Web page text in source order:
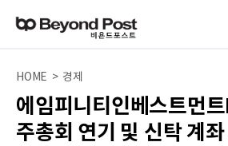
HOME > 경제
에임피니티인베스트먼
주총회 연기 및 신탁 계